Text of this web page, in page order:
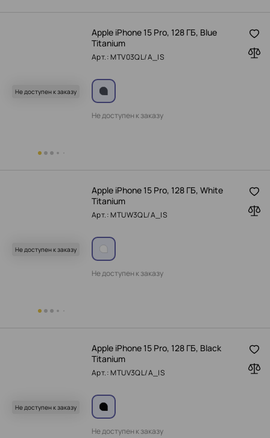
Не доступен к заказу
Apple iPhone 15 Pro, 128 ГБ, Blue
Titanium
Арт.: MTV03QL/A_IS
Не доступен к заказу
Не доступен к заказу
Apple iPhone 15 Pro, 128 ГБ, White
Titanium
Арт.: MTUW3QL/A_IS
Не доступен к заказу
Не доступен к заказу
Apple iPhone 15 Pro, 128 ГБ, Black
Titanium
Арт.: MTUV3QL/A_IS
Не доступен к заказу